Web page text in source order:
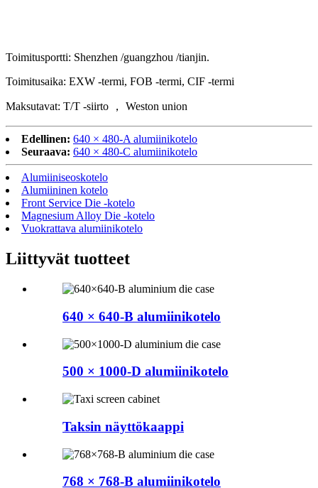
Toimitusportti: Shenzhen /guangzhou /tianjin.
Toimitusaika: EXW -termi, FOB -termi, CIF -termi
Maksutavat: T/T -siirto ， Weston union
Edellinen: 640 × 480-A alumiinikotelo
Seuraava: 640 × 480-C alumiinikotelo
Alumiiniseoskotelo
Alumiininen kotelo
Front Service Die -kotelo
Magnesium Alloy Die -kotelo
Vuokrattava alumiinikotelo
Liittyvät tuotteet
640 × 640-B alumiinikotelo
500 × 1000-D alumiinikotelo
Taksin näyttökaappi
768 × 768-B alumiinikotelo